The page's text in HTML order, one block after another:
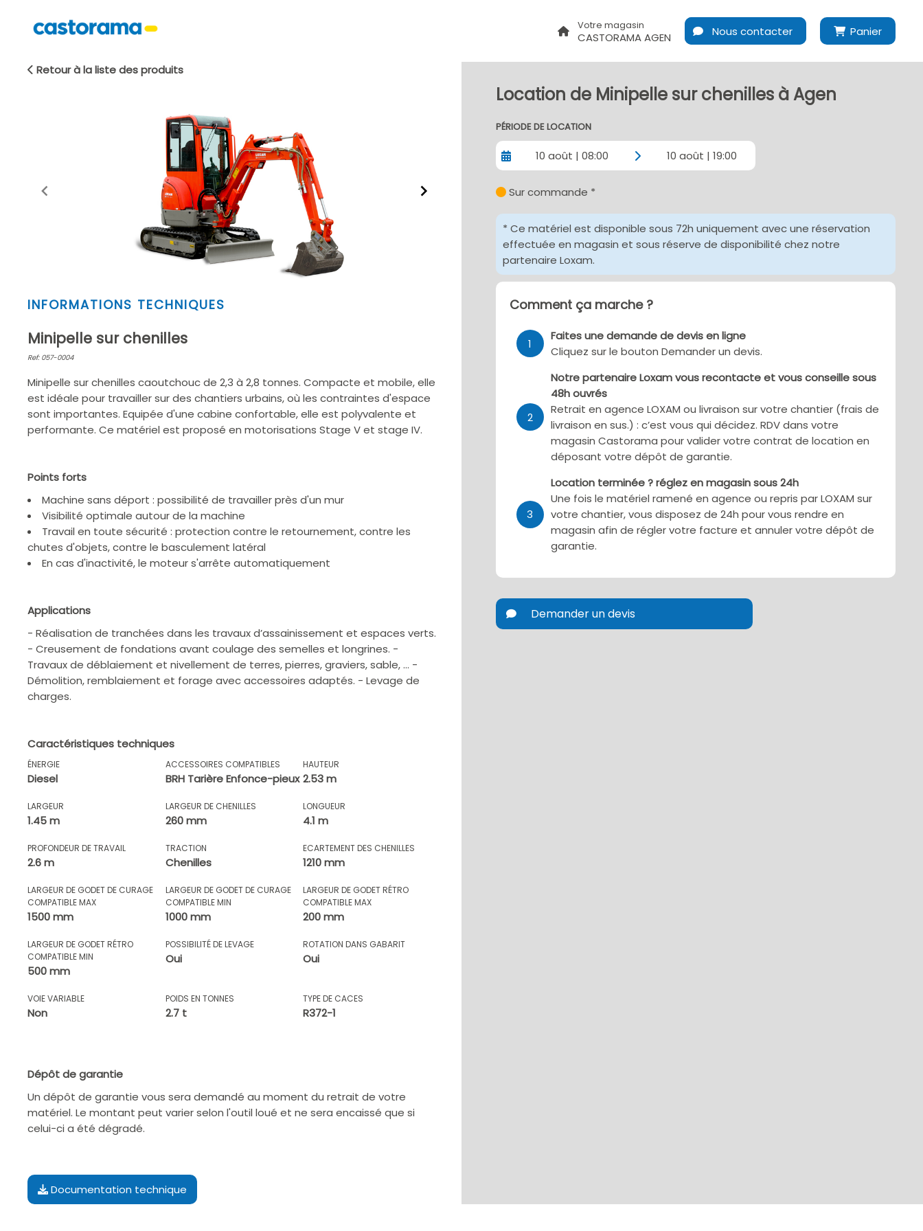
Votre magasin
CASTORAMA AGEN Nous contacter Panier
Retour à la liste des produits
Item
of
2
INFORMATIONS TECHNIQUES
Minipelle sur chenilles
Ref: 057-0004
Minipelle sur chenilles caoutchouc de 2,3 à 2,8 tonnes. Compacte et mobile, elle
est idéale pour travailler sur des chantiers urbains, où les contraintes d'espace
sont importantes. Equipée d'une cabine confortable, elle est polyvalente et
performante. Ce matériel est proposé en motorisations Stage V et stage IV.
Points forts
Machine sans déport : possibilité de travailler près d'un mur
Visibilité optimale autour de la machine
Travail en toute sécurité : protection contre le retournement, contre les
chutes d'objets, contre le basculement latéral
En cas d'inactivité, le moteur s'arrête automatiquement
Applications
- Réalisation de tranchées dans les travaux d’assainissement et espaces verts.
- Creusement de fondations avant coulage des semelles et longrines. -
Travaux de déblaiement et nivellement de terres, pierres, graviers, sable, … -
Démolition, remblaiement et forage avec accessoires adaptés. - Levage de
charges.
Caractéristiques techniques
ÉNERGIE
Diesel
ACCESSOIRES COMPATIBLES
BRH Tarière Enfonce-pieux
HAUTEUR
2.53 m
LARGEUR
1.45 m
LARGEUR DE CHENILLES
260 mm
LONGUEUR
4.1 m
PROFONDEUR DE TRAVAIL
2.6 m
TRACTION
Chenilles
ECARTEMENT DES CHENILLES
1210 mm
LARGEUR DE GODET DE CURAGE
COMPATIBLE MAX
1500 mm
LARGEUR DE GODET DE CURAGE
COMPATIBLE MIN
1000 mm
LARGEUR DE GODET RÉTRO
COMPATIBLE MAX
200 mm
LARGEUR DE GODET RÉTRO
COMPATIBLE MIN
500 mm
POSSIBILITÉ DE LEVAGE
Oui
ROTATION DANS GABARIT
Oui
VOIE VARIABLE
Non
POIDS EN TONNES
2.7 t
TYPE DE CACES
R372-1
Dépôt de garantie
Un dépôt de garantie vous sera demandé au moment du retrait de votre
matériel. Le montant peut varier selon l'outil loué et ne sera encaissé que si
celui-ci a été dégradé.
Documentation technique
Location de Minipelle sur chenilles à Agen
PÉRIODE DE LOCATION
10 août | 08:00 10 août | 19:00
Sur commande *
* Ce matériel est disponible sous 72h uniquement avec une réservation
effectuée en magasin et sous réserve de disponibilité chez notre
partenaire Loxam.
Comment ça marche ?
1
Faites une demande de devis en ligne
Cliquez sur le bouton Demander un devis.
2
Notre partenaire Loxam vous recontacte et vous conseille sous
48h ouvrés
Retrait en agence LOXAM ou livraison sur votre chantier (frais de
livraison en sus.) : c’est vous qui décidez. RDV dans votre
magasin Castorama pour valider votre contrat de location en
déposant votre dépôt de garantie.
3
Location terminée ? réglez en magasin sous 24h
Une fois le matériel ramené en agence ou repris par LOXAM sur
votre chantier, vous disposez de 24h pour vous rendre en
magasin afin de régler votre facture et annuler votre dépôt de
garantie.
Demander un devis